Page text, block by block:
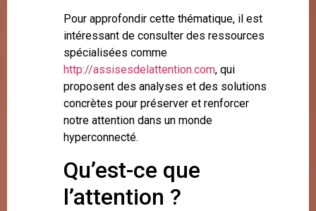
Pour approfondir cette thématique, il est
intéressant de consulter des ressources
spécialisées comme
http://assisesdelattention.com, qui
proposent des analyses et des solutions
concrètes pour préserver et renforcer
notre attention dans un monde
hyperconnecté.
Qu’est-ce que
l’attention ?